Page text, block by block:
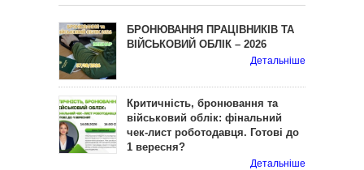
БРОНЮВАННЯ ПРАЦІВНИКІВ ТА
ВІЙСЬКОВИЙ ОБЛІК – 2026
Детальніше
Критичність, бронювання та
військовий облік: фінальний
чек-лист роботодавця. Готові до
1 вересня?
Детальніше